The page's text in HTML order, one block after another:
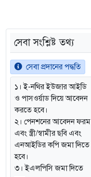
সেবা সংশ্লিষ্ট তথ্য
সেবা প্রদানের পদ্ধতি
১। ই-নথির ইউজার আইডি
ও পাসওর্য়াড দিয়ে আবেদন
করতে হবে।
২। পেনশনের আবেদন ফরম
এবং স্ত্রী/স্বামীর ছবি এবং
এনআইডির কপি জমা দিতে
হবে।
৩। ইএলপিসি জমা দিতে